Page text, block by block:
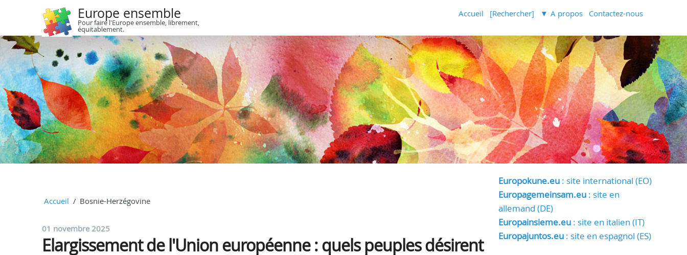
Europe ensemble
Pour faire l'Europe ensemble, librement,
équitablement.
Accueil [Rechercher] A propos Contactez-nous
Accueil Bosnie-Herzégovine
01 novembre 2025
Elargissement de l'Union européenne : quels peuples désirent
Europokune.eu: site international (EO)
Europagemeinsam.eu: site en
allemand (DE)
Europainsieme.eu: site en italien (IT)
Europajuntos.eu: site en espagnol (ES)